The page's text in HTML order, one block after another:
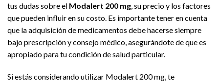
tus dudas sobre el Modalert 200 mg , su precio y los factores
que pueden influir en su costo. Es importante tener en cuenta
que la adquisición de medicamentos debe hacerse siempre
bajo prescripción y consejo médico, asegurándote de que es
apropiado para tu condición de salud particular.
Si estás considerando utilizar Modalert 200 mg, te